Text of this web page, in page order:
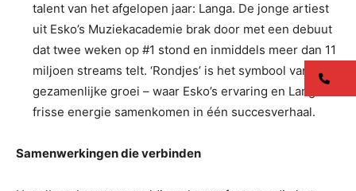
talent van het afgelopen jaar: Langa. De jonge artiest
uit Esko’s Muziekacademie brak door met een debuut
dat twee weken op #1 stond en inmiddels meer dan 11
miljoen streams telt. ‘Rondjes’ is het symbool van die
gezamenlijke groei – waar Esko’s ervaring en Langa’s
frisse energie samenkomen in één succesverhaal.
Samenwerkingen die verbinden